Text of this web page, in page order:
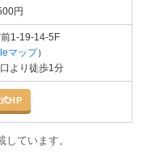
円
1-19-14-5F
マップ）
より徒歩1分
HP
ています。